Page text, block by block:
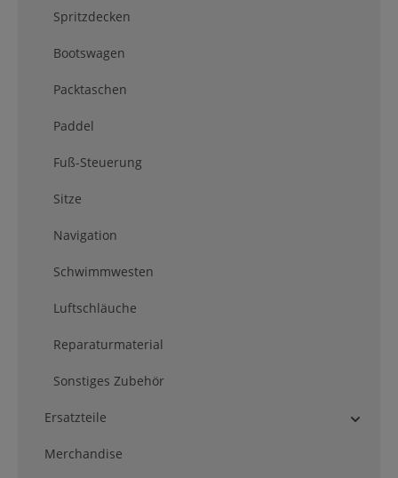
Spritzdecken
Bootswagen
Packtaschen
Paddel
Fuß-Steuerung
Sitze
Navigation
Schwimmwesten
Luftschläuche
Reparaturmaterial
Sonstiges Zubehör
Ersatzteile
Merchandise